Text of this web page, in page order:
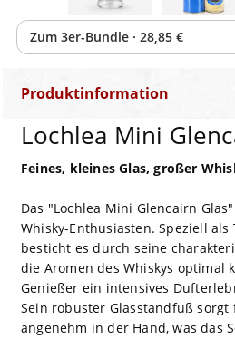
Zum 3er-Bundle · 28,85 €
Produktinformation
Lochlea Mini
Feines, kleines Glas, großer
Das "Lochlea Mini Glencairn
Whisky-Enthusiasten. Speziell
besticht es durch seine
die Aromen des Whiskys optimal
Genießer ein intensives
Sein robuster Glasstandfuß
angenehm in der Hand, was das